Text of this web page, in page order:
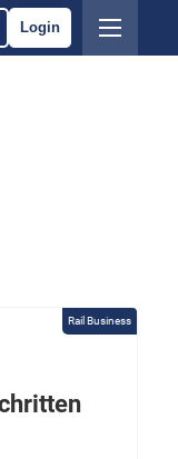
Login
Rail Business